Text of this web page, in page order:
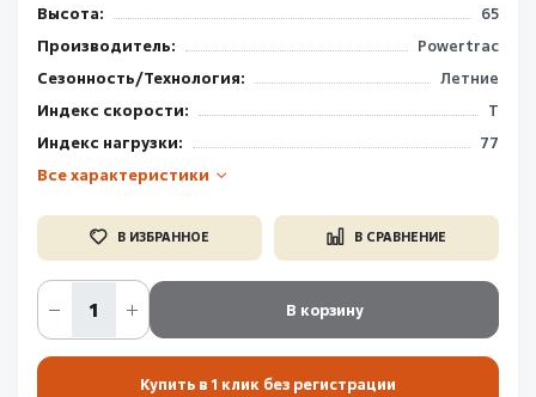
Высота:
65
Производитель:
Powertrac
Сезонность/Технология:
Летние
Индекс скорости:
T
Индекс нагрузки:
77
Все характеристики
В ИЗБРАННОЕ В СРАВНЕНИЕ
В корзину
Купить в 1 клик без регистрации